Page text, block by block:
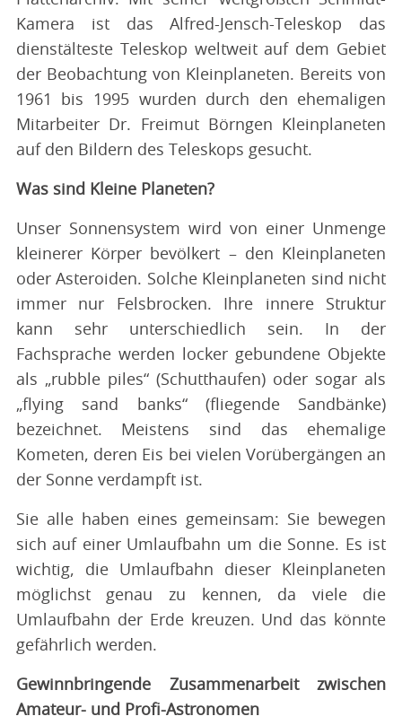
Kamera ist das Alfred-Jensch-Teleskop das
dienstälteste Teleskop weltweit auf dem Gebiet
der Beobachtung von Kleinplaneten. Bereits von
1961 bis 1995 wurden durch den ehemaligen
Mitarbeiter Dr. Freimut Börngen Kleinplaneten
auf den Bildern des Teleskops gesucht.
Was sind Kleine Planeten?
Unser Sonnensystem wird von einer Unmenge
kleinerer Körper bevölkert – den Kleinplaneten
oder Asteroiden. Solche Kleinplaneten sind nicht
immer nur Felsbrocken. Ihre innere Struktur
kann sehr unterschiedlich sein. In der
Fachsprache werden locker gebundene Objekte
als „rubble piles“ (Schutthaufen) oder sogar als
„flying sand banks“ (fliegende Sandbänke)
bezeichnet. Meistens sind das ehemalige
Kometen, deren Eis bei vielen Vorübergängen an
der Sonne verdampft ist.
Sie alle haben eines gemeinsam: Sie bewegen
sich auf einer Umlaufbahn um die Sonne. Es ist
wichtig, die Umlaufbahn dieser Kleinplaneten
möglichst genau zu kennen, da viele die
Umlaufbahn der Erde kreuzen. Und das könnte
gefährlich werden.
Gewinnbringende Zusammenarbeit zwischen
Amateur- und Profi-Astronomen